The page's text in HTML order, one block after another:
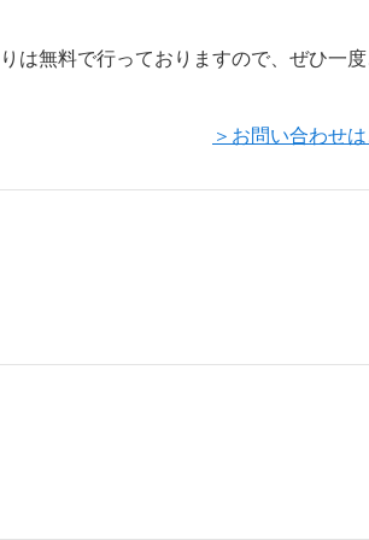
は無料で行っておりますので、ぜひ一
＞お問い合わせ